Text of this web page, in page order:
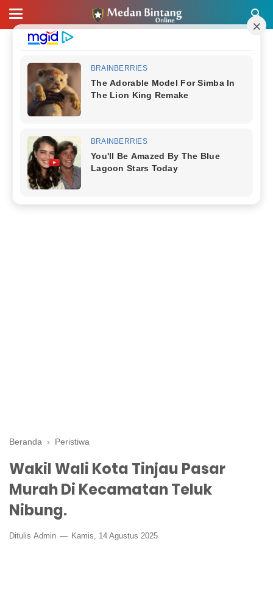
Beranda › Peristiwa
Wakil Wali Kota Tinjau Pasar
Murah Di Kecamatan Teluk
Nibung.
Ditulis Admin Kamis, 14 Agustus 2025